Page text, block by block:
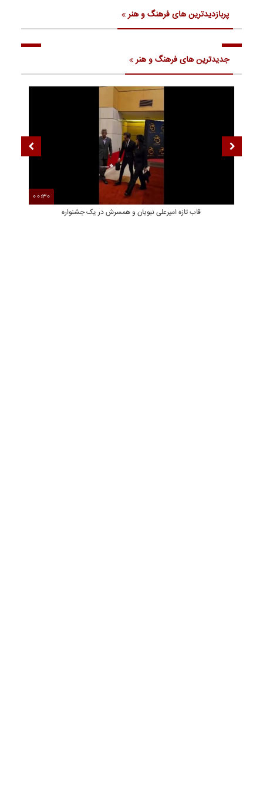
پربازدیدترین های فرهنگ و هنر
جدیدترین های فرهنگ و هنر
00:30
قاب تازه امیرعلی نبویان و همسرش در یک جشنواره